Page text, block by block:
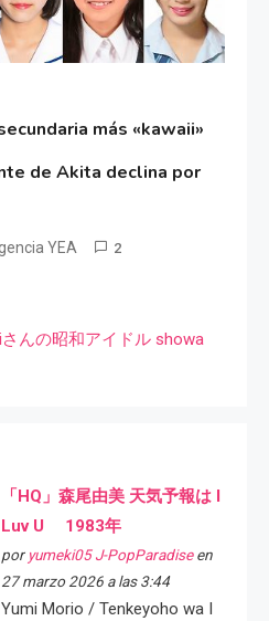
más «kawaii»
de Akita declina por
YEA 2
んの昭和アイドル showa
「HQ」森尾由美 天気予報は I
Luv U 1983年
por yumeki05 J-PopParadiseen
27 marzo 2026 a las 3:44
Yumi Morio / Tenkeyoho wa I